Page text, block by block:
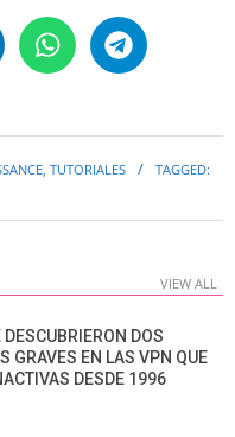
, TUTORIALES
TAGGED:
VIEW ALL
DOS
GRAVES EN LAS VPN QUE
DESDE 1996